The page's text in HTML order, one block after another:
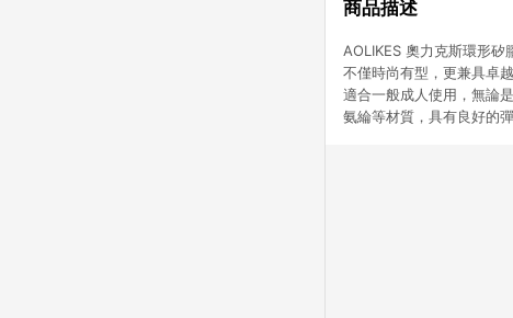
商品描述
AOLIKES 奧力克斯環形
不僅時尚有型，更兼具卓
適合一般成人使用，無論
氨綸等材質，具有良好的